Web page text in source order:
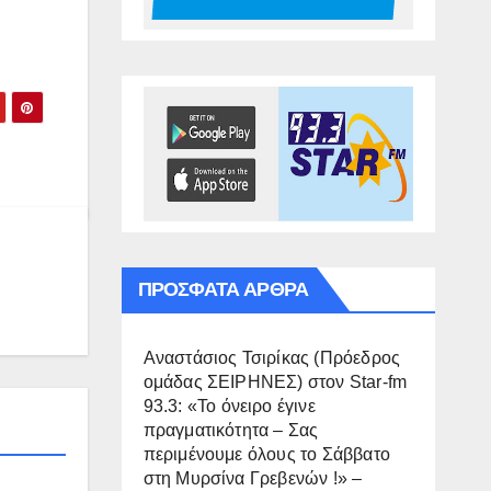
ΠΡΌΣΦΑΤΑ ΆΡΘΡΑ
Αναστάσιος Τσιρίκας (Πρόεδρος
ομάδας ΣΕΙΡΗΝΕΣ) στον Star-fm
93.3: «Το όνειρο έγινε
πραγματικότητα – Σας
περιμένουμε όλους το Σάββατο
στη Μυρσίνα Γρεβενών !» –